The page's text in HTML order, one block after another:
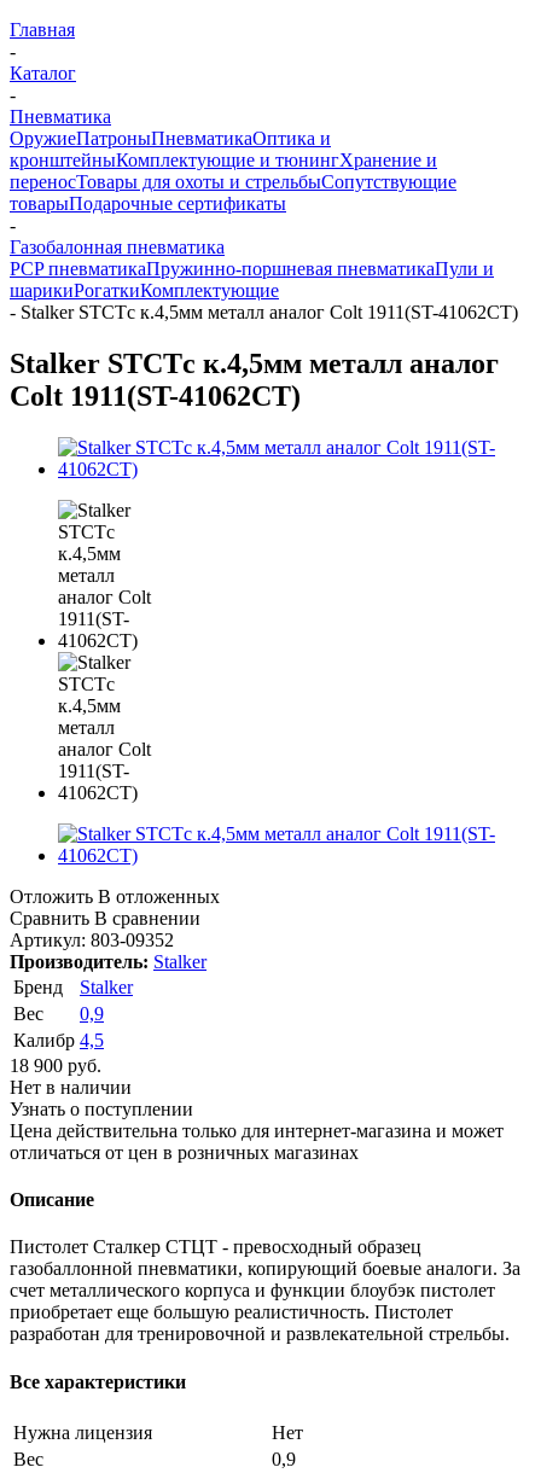
Главная
-
Каталог
-
Пневматика
ОружиеПатроныПневматикаОптика и
кронштейныКомплектующие и тюнингХранение и
переносТовары для охоты и стрельбыСопутствующие
товарыПодарочные сертификаты
-
Газобалонная пневматика
PCP пневматикаПружинно-поршневая пневматикаПули и
шарикиРогаткиКомплектующие
- Stalker STCTс к.4,5мм металл аналог Colt 1911(ST-41062CT)
Stalker STCTс к.4,5мм металл аналог
Colt 1911(ST-41062CT)
Отложить В отложенных
Сравнить В сравнении
Артикул: 803-09352
Производитель: Stalker
Бренд
Stalker
Вес
0,9
Калибр 4,5
18 900 руб.
Нет в наличии
Узнать о поступлении
Цена действительна только для интернет-магазина и может
отличаться от цен в розничных магазинах
Описание
Пистолет Сталкер СТЦТ - превосходный образец
газобаллонной пневматики, копирующий боевые аналоги. За
счет металлического корпуса и функции блоубэк пистолет
приобретает еще большую реалистичность. Пистолет
разработан для тренировочной и развлекательной стрельбы.
Все характеристики
Нужна лицензия
Нет
Вес
0,9